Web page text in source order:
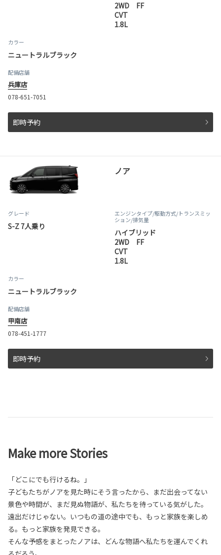
2WD FF
CVT
1.8L
カラー
ニュートラルブラック
配備店舗
兵庫店
078-651-7051
即時予約
ノア
グレード
S-Z 7人乗り
エンジンタイプ/駆動方式/トランスミッ
ション/排気量
ハイブリッド
2WD FF
CVT
1.8L
カラー
ニュートラルブラック
配備店舗
甲南店
078-451-1777
即時予約
Make more Stories
「どこにでも行けるね。」
子どもたちがノアを見た時にそう言ったから、まだ出会ってない
景色や時間が、まだ見ぬ物語が、私たちを待っている気がした。
遠出だけじゃない。いつもの道の途中でも、もっと家族を楽しめ
る。もっと家族を発見できる。
そんな予感をまとったノアは、どんな物語へ私たちを運んでくれ